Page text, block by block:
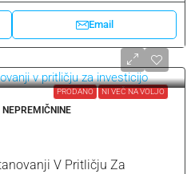
Email
PRODANO NI VEČ NA VOLJO
V Pritličju Za